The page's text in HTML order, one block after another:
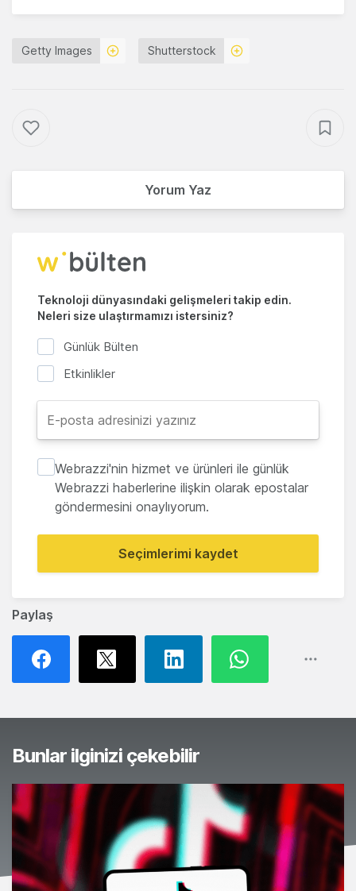
Paylaş
Getty Images Shutterstock
Yorum Yaz
Teknoloji dünyasındaki gelişmeleri takip edin.
Neleri size ulaştırmamızı istersiniz?
Günlük Bülten
Etkinlikler
Webrazzi'nin hizmet ve ürünleri ile günlük
Webrazzi haberlerine ilişkin olarak epostalar
göndermesini onaylıyorum.
Seçimlerimi kaydet
Bunlar ilginizi çekebilir